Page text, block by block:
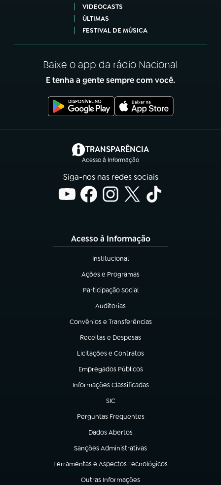
VIDEOCASTS
ÚLTIMAS
FESTIVAL DE MÚSICA
Baixe o app da rádio Nacional
E tenha a gente sempre com você.
TRANSPARÊNCIA
Acesso à Informação
(abre em nova aba)
Siga-nos nas redes sociais
Acesso à Informação
Institucional
(abre em nova aba)
Ações e Programas
(abre em nova aba)
Participação Social
(abre em nova aba)
Auditorias
(abre em nova aba)
Convênios e Transferências
(abre em nova aba)
Receitas e Despesas
(abre em nova aba)
Licitações e Contratos
(abre em nova aba)
Empregados Públicos
(abre em nova aba)
Informações Classificadas
(abre em nova aba)
SIC
(abre em nova aba)
Perguntas Frequentes
(abre em nova aba)
Dados Abertos
(abre em nova aba)
Sanções Administrativas
(abre em nova aba)
Ferramentas e Aspectos Tecnológicos
(abre em nova aba)
Outras Informações
(abre em nova aba)